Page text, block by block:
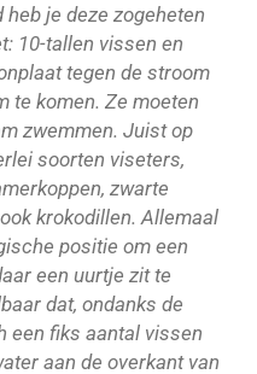
je deze zogeheten
10-tallen vissen en
tegen de stroom
te komen. Ze moeten
zwemmen. Juist op
soorten viseters,
zwarte
krokodillen. Allemaal
positie om een
een uurtje zit te
dat, ondanks de
een fiks aantal vissen
aan de overkant van